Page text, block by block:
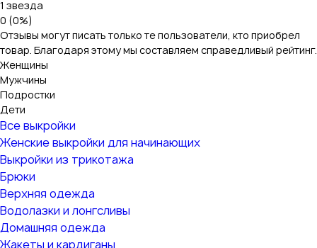
1 звезда
0 (0%)
Отзывы могут писать только те пользователи, кто приобрел
товар. Благодаря этому мы составляем справедливый рейтинг.
Женщины
Мужчины
Подростки
Дети
Все выкройки
Женские выкройки для начинающих
Выкройки из трикотажа
Брюки
Верхняя одежда
Водолазки и лонгсливы
Домашняя одежда
Жакеты и кардиганы